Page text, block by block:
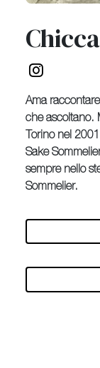
Ama
che ascoltano.
Torino nel
Sake
sempre nello
Sommelier.